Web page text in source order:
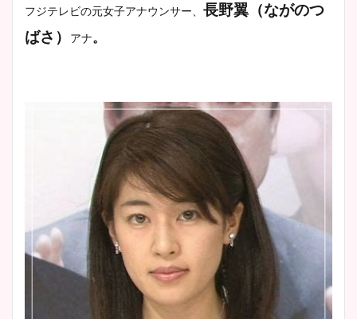
フジテレビの元女子アナウンサー、 長野翼（ながのつ
ばさ）
アナ。